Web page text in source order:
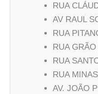
RUA
AV RAUL
RUA
RUA
RUA
RUA
AV. JOÃO